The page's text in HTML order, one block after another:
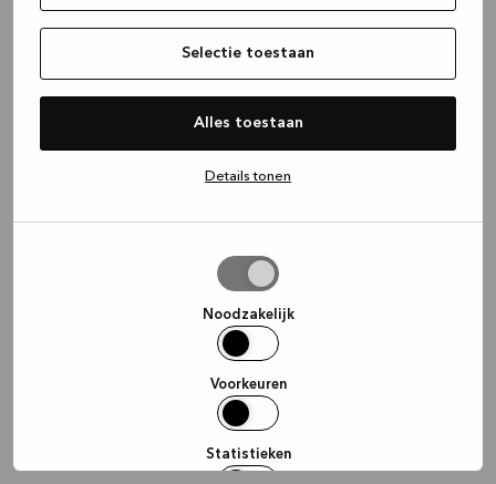
Selectie toestaan
Alles toestaan
Details tonen
Noodzakelijk
Voorkeuren
Statistieken
information).